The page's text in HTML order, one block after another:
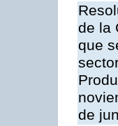
de la
que
de